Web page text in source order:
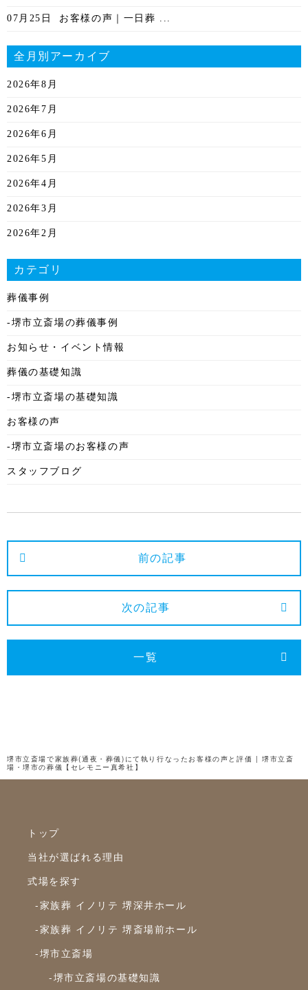
07月25日 お客様の声｜一日葬 ...
全月別アーカイブ
2026年8月
2026年7月
2026年6月
2026年5月
2026年4月
2026年3月
2026年2月
2026年1月
2025年12月
2025年1月
2024年12月
2024年10月
2024年8月
2024年5月
2024年4月
2024年2月
2024年1月
2023年12月
2023年11月
2023年10月
2023年9月
2023年8月
カテゴリ
葬儀事例
-堺市立斎場の葬儀事例
お知らせ・イベント情報
葬儀の基礎知識
-堺市立斎場の基礎知識
お客様の声
-堺市立斎場のお客様の声
スタッフブログ
前の記事
次の記事
一覧
堺市立斎場で家族葬(通夜・葬儀)にて執り行なったお客様の声と評価 | 堺市立斎
場・堺市の葬儀【セレモニー真希社】
トップ
当社が選ばれる理由
式場を探す
-家族葬 イノリテ 堺深井ホール
-家族葬 イノリテ 堺斎場前ホール
-堺市立斎場
-堺市立斎場の基礎知識